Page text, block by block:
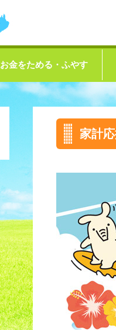
お金をためる・ふやす
家計